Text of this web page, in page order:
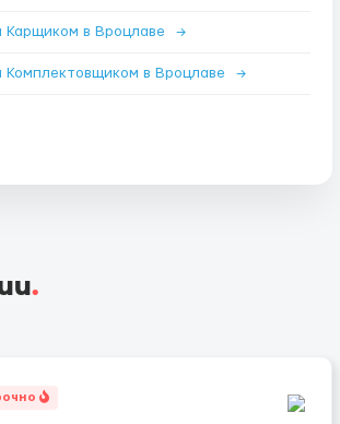
Карщиком в Вроцлаве →
Комплектовщиком в Вроцлаве →
.